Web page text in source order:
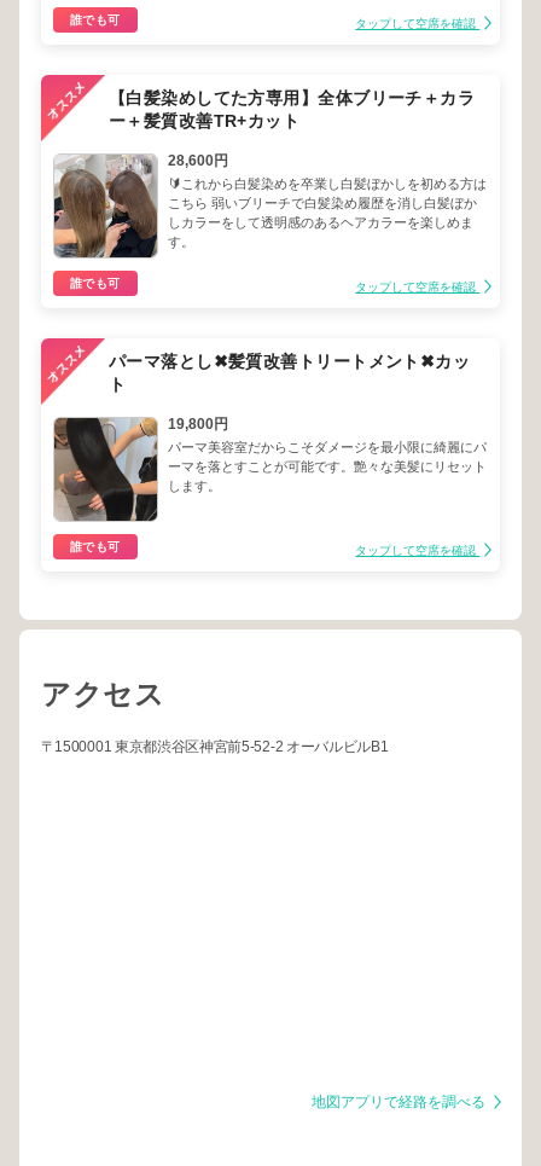
誰でも可 タップして空席を確認
【白髪染めしてた方専用】全体ブリーチ＋カラ
ー＋髪質改善TR+カット
28,600円
🔰これから白髪染めを卒業し白髪ぼかしを初める方は
こちら 弱いブリーチで白髪染め履歴を消し白髪ぼか
しカラーをして透明感のあるヘアカラーを楽しめま
す。
誰でも可 タップして空席を確認
パーマ落とし✖︎髪質改善トリートメント✖︎カッ
ト
19,800円
パーマ美容室だからこそダメージを最小限に綺麗にパ
ーマを落とすことが可能です。艶々な美髪にリセット
します。
誰でも可 タップして空席を確認
アクセス
〒1500001 東京都渋谷区神宮前5-52-2 オーバルビルB1
地図アプリで経路を調べる